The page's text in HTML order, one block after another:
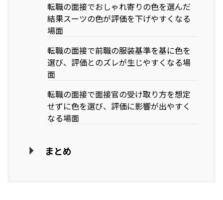
転職の面接でおしゃれ寄りの色を選んだ
結果スーツの色が評価を下げやすくなる
場面
転職の面接で前職の服装基準を基に色を
選び、評価とのズレが生じやすくなる場
面
転職の面接で面接官の受け取り方を想定
せずに色を選び、評価に影響が出やすく
なる場面
まとめ